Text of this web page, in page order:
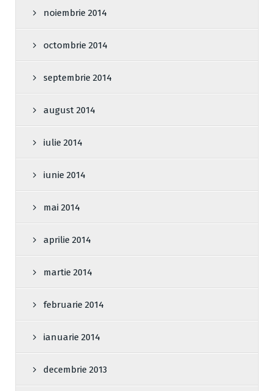
noiembrie 2014
octombrie 2014
septembrie 2014
august 2014
iulie 2014
iunie 2014
mai 2014
aprilie 2014
martie 2014
februarie 2014
ianuarie 2014
decembrie 2013